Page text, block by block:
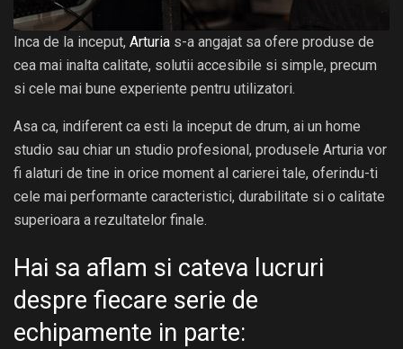
Inca de la inceput, Arturia s-a angajat sa ofere produse de
cea mai inalta calitate, solutii accesibile si simple, precum
si cele mai bune experiente pentru utilizatori.
Asa ca, indiferent ca esti la inceput de drum, ai un home
studio sau chiar un studio profesional, produsele Arturia vor
fi alaturi de tine in orice moment al carierei tale, oferindu-ti
cele mai performante caracteristici, durabilitate si o calitate
superioara a rezultatelor finale.
Hai sa aflam si cateva lucruri
despre fiecare serie de
echipamente in parte: